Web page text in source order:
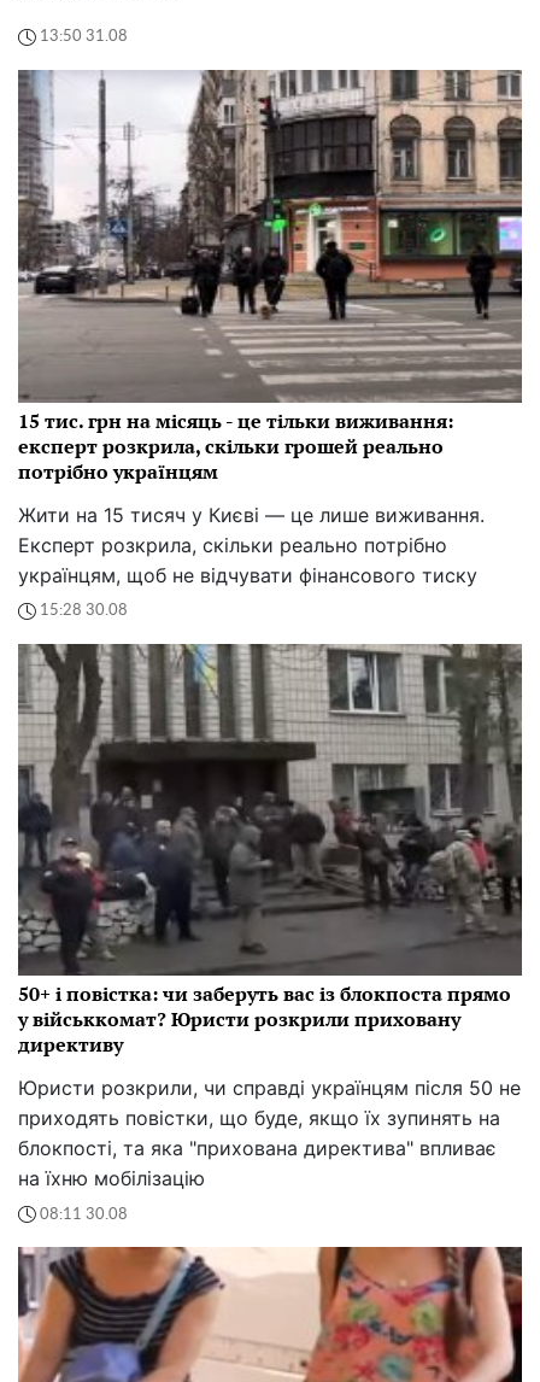
13:50 31.08
15 тис. грн на місяць - це тільки виживання:
експерт розкрила, скільки грошей реально
потрібно українцям
Жити на 15 тисяч у Києві — це лише виживання.
Експерт розкрила, скільки реально потрібно
українцям, щоб не відчувати фінансового тиску
15:28 30.08
50+ і повістка: чи заберуть вас із блокпоста прямо
у військкомат? Юристи розкрили приховану
директиву
Юристи розкрили, чи справді українцям після 50 не
приходять повістки, що буде, якщо їх зупинять на
блокпості, та яка "прихована директива" впливає
на їхню мобілізацію
08:11 30.08